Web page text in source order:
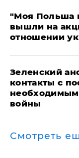
"Моя Польша
вышли на
отношении
Зеленский
контакты с
войны
Смотреть